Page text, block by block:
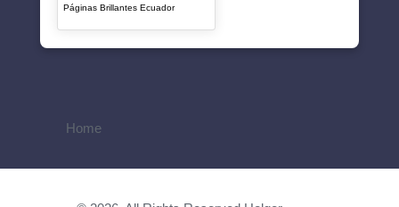
Páginas Brillantes Ecuador
Home